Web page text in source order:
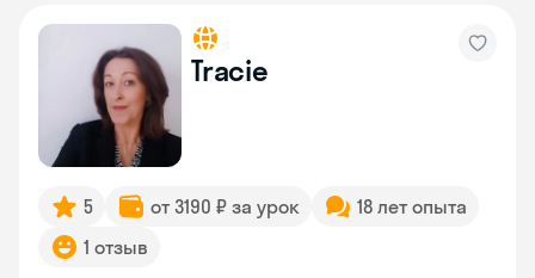
Tracie
5 от 3190 ₽ за урок
18 лет опыта
1 отзыв